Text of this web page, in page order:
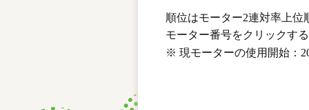
順位はモーター2連対率上位
モーター番号をクリックす
※ 現モーターの使用開始：